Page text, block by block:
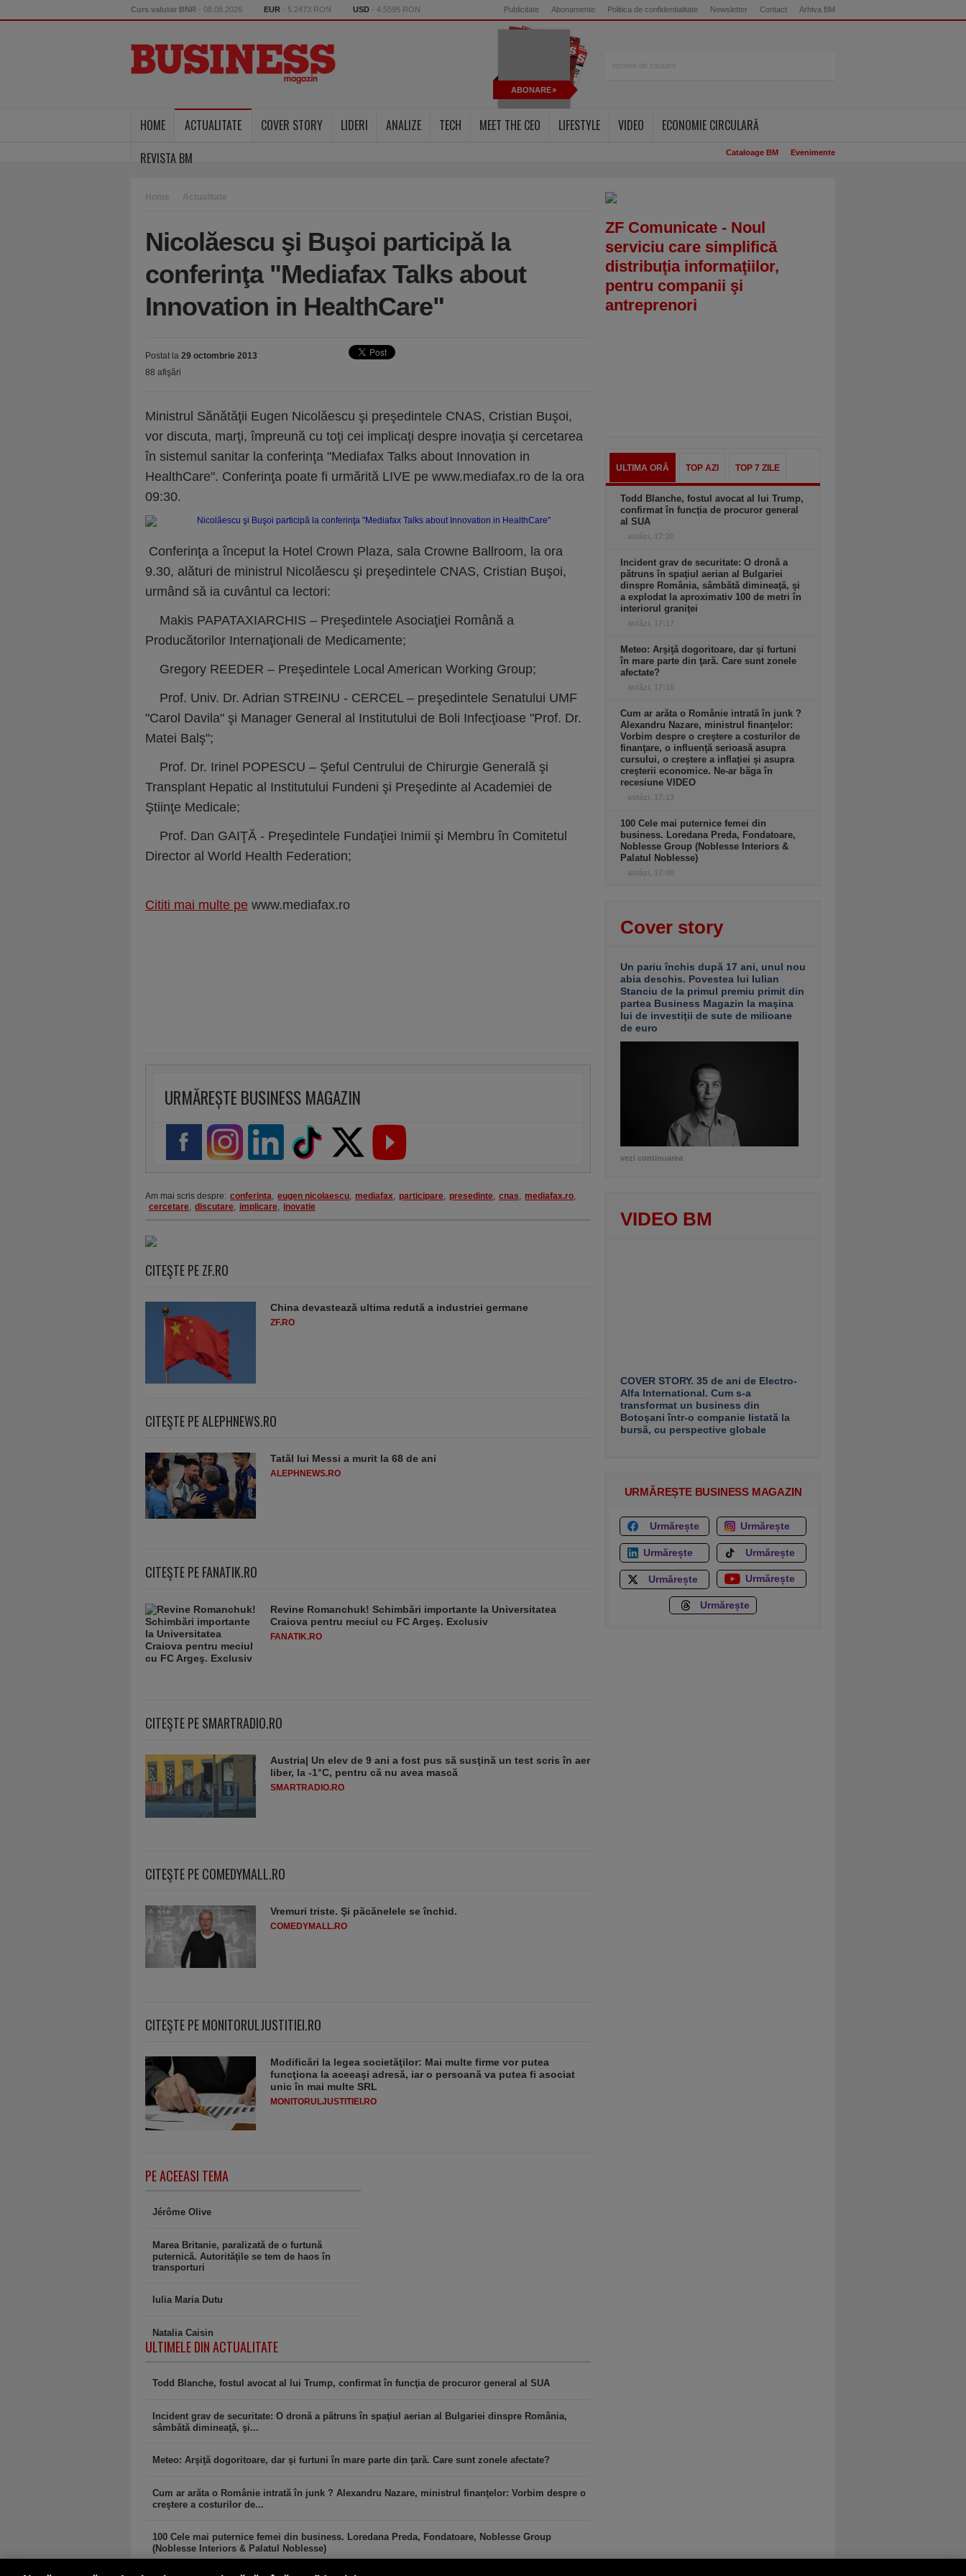
Curs valutar BNR - 08.08.2026 EUR - 5.2473 RON USD - 4.5595 RON Publicitate Abonamente Politica de confidentialitate Newsletter Contact Arhiva BM
ABONARE
HOME ACTUALITATE COVER STORY LIDERI ANALIZE TECH MEET THE CEO LIFESTYLE VIDEO
ECONOMIE CIRCULARĂ
REVISTA BM
Cataloage BM Evenimente
Home Actualitate
Nicolăescu şi Buşoi participă la
conferinţa "Mediafax Talks about
Innovation in HealthCare"
Postat la 29 octombrie 2013
88 afişări
Ministrul Sănătăţii Eugen Nicolăescu şi preşedintele CNAS, Cristian Buşoi,
vor discuta, marţi, împreună cu toţi cei implicaţi despre inovaţia şi cercetarea
în sistemul sanitar la conferinţa "Mediafax Talks about Innovation in
HealthCare". Conferinţa poate fi urmărită LIVE pe www.mediafax.ro de la ora
09:30.
Conferinţa a început la Hotel Crown Plaza, sala Crowne Ballroom, la ora
9.30, alături de ministrul Nicolǎescu şi preşedintele CNAS, Cristian Buşoi,
urmând să ia cuvântul ca lectori:
Makis PAPATAXIARCHIS – Preşedintele Asociaţiei Română a
Producătorilor Internaţionali de Medicamente;
Gregory REEDER – Preşedintele Local American Working Group;
Prof. Univ. Dr. Adrian STREINU - CERCEL – preşedintele Senatului UMF
"Carol Davila" şi Manager General al Institutului de Boli Infecţioase "Prof. Dr.
Matei Balş";
Prof. Dr. Irinel POPESCU – Şeful Centrului de Chirurgie Generală şi
Transplant Hepatic al Institutului Fundeni şi Preşedinte al Academiei de
Ştiinţe Medicale;
Prof. Dan GAIŢĂ - Preşedintele Fundaţiei Inimii şi Membru în Comitetul
Director al World Health Federation;
Cititi mai multe pe www.mediafax.ro
URMĂREȘTE BUSINESS MAGAZIN
Am mai scris despre: conferinta, eugen nicolaescu, mediafax, participare, presedinte, cnas, mediafax.ro,
cercetare, discutare, implicare, inovatie
CITEŞTE PE ZF.RO
China devastează ultima redută a industriei germane
ZF.RO
CITEŞTE PE ALEPHNEWS.RO
Tatăl lui Messi a murit la 68 de ani
ALEPHNEWS.RO
CITEŞTE PE FANATIK.RO
Revine Romanchuk! Schimbări importante la Universitatea
Craiova pentru meciul cu FC Argeş. Exclusiv
FANATIK.RO
CITEŞTE PE SMARTRADIO.RO
Austria| Un elev de 9 ani a fost pus să susţină un test scris în aer
liber, la -1°C, pentru că nu avea mască
SMARTRADIO.RO
CITEŞTE PE COMEDYMALL.RO
Vremuri triste. Şi păcănelele se închid.
COMEDYMALL.RO
CITEŞTE PE MONITORULJUSTITIEI.RO
Modificări la legea societăţilor: Mai multe firme vor putea
funcţiona la aceeaşi adresă, iar o persoană va putea fi asociat
unic în mai multe SRL
MONITORULJUSTITIEI.RO
PE ACEEASI TEMA
Jérôme Olive
Marea Britanie, paralizată de o furtună
puternică. Autorităţile se tem de haos în
transporturi
Iulia Maria Dutu
Natalia Caisin
ULTIMELE DIN ACTUALITATE
Todd Blanche, fostul avocat al lui Trump, confirmat în funcţia de procuror general al SUA
Incident grav de securitate: O dronă a pătruns în spaţiul aerian al Bulgariei dinspre România,
sâmbătă dimineaţă, şi...
Meteo: Arşiţă dogoritoare, dar şi furtuni în mare parte din ţară. Care sunt zonele afectate?
Cum ar arăta o Românie intrată în junk ? Alexandru Nazare, ministrul finanţelor: Vorbim despre o
creştere a costurilor de...
100 Cele mai puternice femei din business. Loredana Preda, Fondatoare, Noblesse Group
(Noblesse Interiors & Palatul Noblesse)
ZF Comunicate - Noul
serviciu care simplifică
distribuţia informaţiilor,
pentru companii şi
antreprenori
ULTIMA ORĂ TOP AZI TOP 7 ZILE
Todd Blanche, fostul avocat al lui Trump,
confirmat în funcţia de procuror general
al SUA
astăzi, 17:20
Incident grav de securitate: O dronă a
pătruns în spaţiul aerian al Bulgariei
dinspre România, sâmbătă dimineaţă, şi
a explodat la aproximativ 100 de metri în
interiorul graniţei
astăzi, 17:17
Meteo: Arşiţă dogoritoare, dar şi furtuni
în mare parte din ţară. Care sunt zonele
afectate?
astăzi, 17:16
Cum ar arăta o Românie intrată în junk ?
Alexandru Nazare, ministrul finanţelor:
Vorbim despre o creştere a costurilor de
finanţare, o influenţă serioasă asupra
cursului, o creştere a inflaţiei şi asupra
creşterii economice. Ne-ar băga în
recesiune VIDEO
astăzi, 17:13
100 Cele mai puternice femei din
business. Loredana Preda, Fondatoare,
Noblesse Group (Noblesse Interiors &
Palatul Noblesse)
astăzi, 17:00
Cover story
Un pariu închis după 17 ani, unul nou
abia deschis. Povestea lui Iulian
Stanciu de la primul premiu primit din
partea Business Magazin la maşina
lui de investiţii de sute de milioane
de euro
vezi continuarea
VIDEO BM
COVER STORY. 35 de ani de Electro-
Alfa International. Cum s-a
transformat un business din
Botoşani într-o companie listată la
bursă, cu perspective globale
URMĂREȘTE BUSINESS MAGAZIN
Urmărește Urmărește
Urmărește Urmărește
Urmărește Urmărește
Urmărește